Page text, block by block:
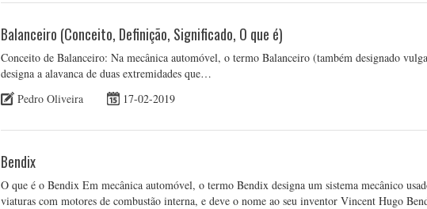
Balanceiro (Conceito, Definição, Significado, O que é)
Conceito de Balanceiro: Na mecânica automóvel, o termo Balanceiro (também designado
designa a alavanca de duas extremidades que…
Pedro Oliveira
17-02-2019
Bendix
O que é o Bendix Em mecânica automóvel, o termo Bendix designa um sistema mecânico
viaturas com motores de combustão interna, e deve o nome ao seu inventor Vincent Hugo